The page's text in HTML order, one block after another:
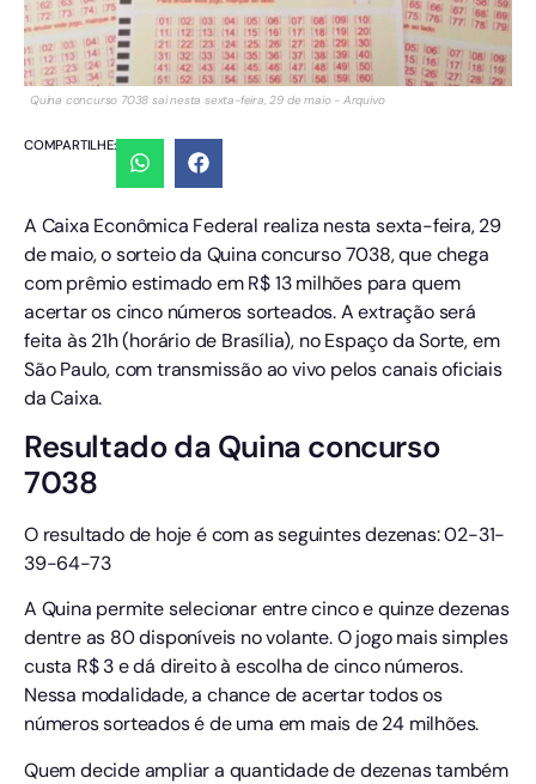
Quina concurso 7038 sai nesta sexta-feira, 29 de maio - Arquivo
COMPARTILHE:
A Caixa Econômica Federal realiza nesta sexta-feira, 29
de maio, o sorteio da Quina concurso 7038, que chega
com prêmio estimado em R$ 13 milhões para quem
acertar os cinco números sorteados. A extração será
feita às 21h (horário de Brasília), no Espaço da Sorte, em
São Paulo, com transmissão ao vivo pelos canais oficiais
da Caixa.
Resultado da Quina concurso
7038
O resultado de hoje é com as seguintes dezenas: 02-31-
39-64-73
A Quina permite selecionar entre cinco e quinze dezenas
dentre as 80 disponíveis no volante. O jogo mais simples
custa R$ 3 e dá direito à escolha de cinco números.
Nessa modalidade, a chance de acertar todos os
números sorteados é de uma em mais de 24 milhões.
Quem decide ampliar a quantidade de dezenas também